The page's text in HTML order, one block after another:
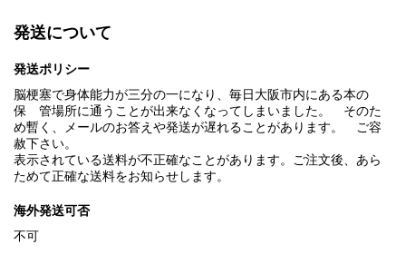
発送について
発送ポリシー
脳梗塞で身体能力が三分の一になり、毎日大阪市内にある本の
保 管場所に通うことが出来なくなってしまいました。 そのた
め暫く、メールのお答えや発送が遅れることがあります。 ご容
赦下さい。
表示されている送料が不正確なことがあります。ご注文後、あら
ためて正確な送料をお知らせします。
海外発送可否
不可